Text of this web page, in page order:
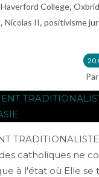
Haverford College,
, Nicolas II, positivisme
catholiques ne
à l'état où Elle se